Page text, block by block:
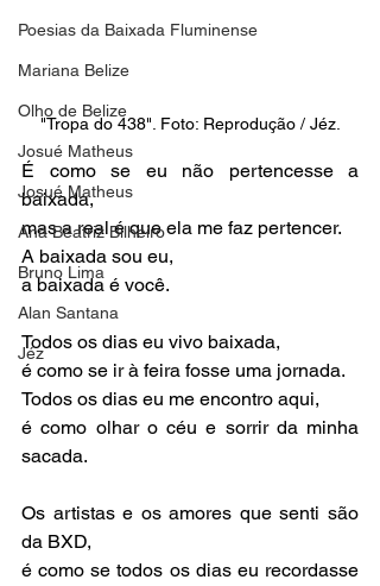
Poesias da Baixada Fluminense
Mariana Belize
Olho de Belize
Josué Matheus
Josué Matheus
Ana Beatriz Bilheiro
Bruno Lima
Alan Santana
Jéz
"Tropa do 438". Foto: Reprodução / Jéz.
É como se eu não pertencesse a
baixada,
mas a real é que ela me faz pertencer.
A baixada sou eu,
a baixada é você.
Todos os dias eu vivo baixada,
é como se ir à feira fosse uma jornada.
Todos os dias eu me encontro aqui,
é como olhar o céu e sorrir da minha
sacada.
Os artistas e os amores que senti são
da BXD,
é como se todos os dias eu recordasse